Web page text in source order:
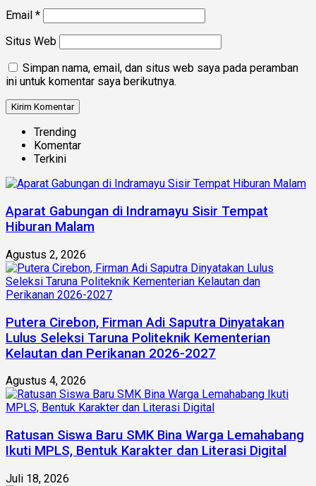
Email *
Situs Web
Simpan nama, email, dan situs web saya pada peramban
ini untuk komentar saya berikutnya.
Trending
Komentar
Terkini
Aparat Gabungan di Indramayu Sisir Tempat
Hiburan Malam
Agustus 2, 2026
Putera Cirebon, Firman Adi Saputra Dinyatakan
Lulus Seleksi Taruna Politeknik Kementerian
Kelautan dan Perikanan 2026-2027
Agustus 4, 2026
Ratusan Siswa Baru SMK Bina Warga Lemahabang
Ikuti MPLS, Bentuk Karakter dan Literasi Digital
Juli 18, 2026